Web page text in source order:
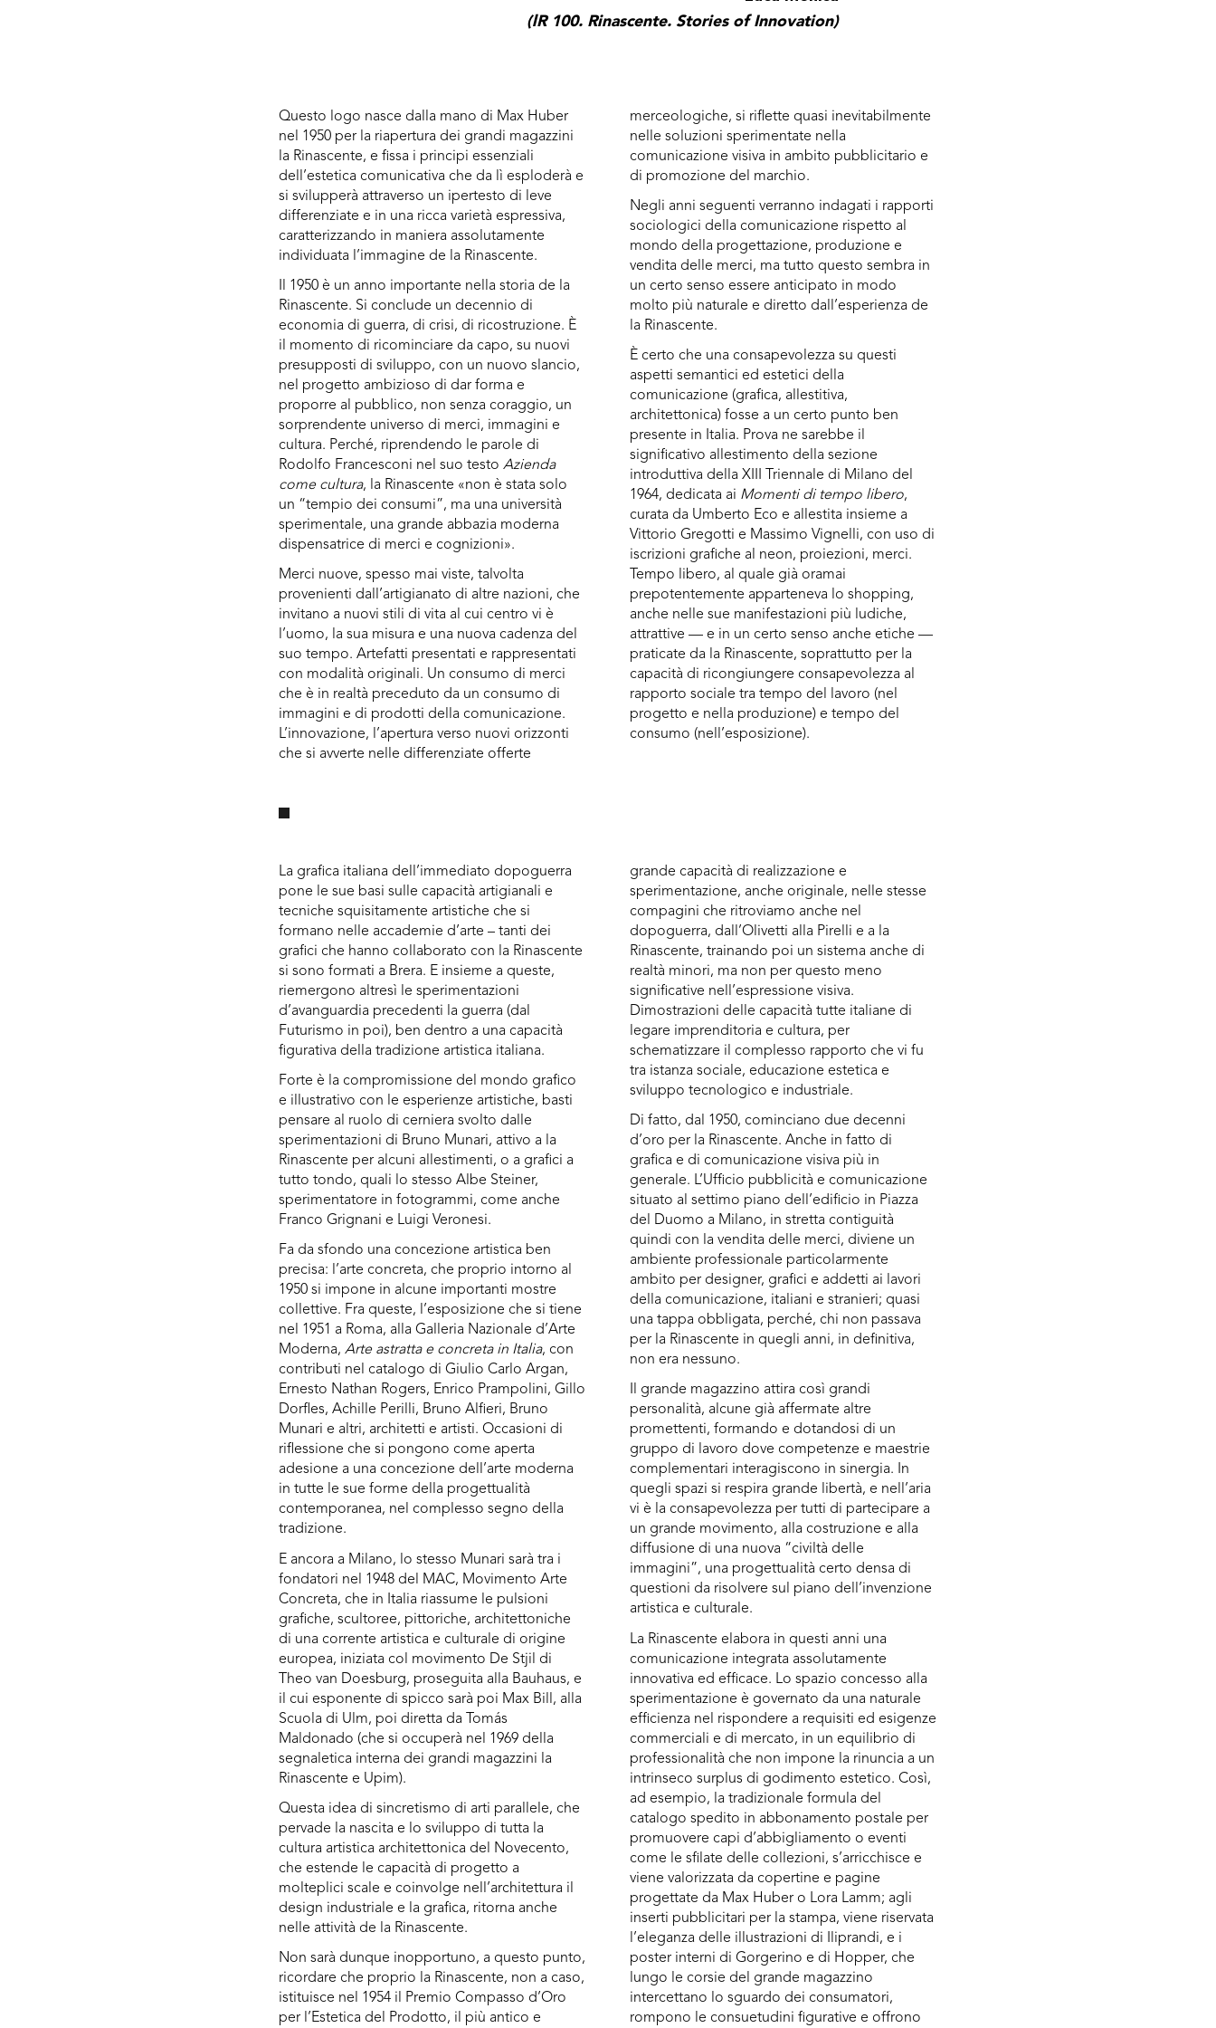
(lR 100. Rinascente. Stories of Innovation)
Questo logo nasce dalla mano di Max Huber
nel 1950 per la riapertura dei grandi magazzini
la Rinascente, e fissa i principi essenziali
dell’estetica comunicativa che da lì esploderà e
si svilupperà attraverso un ipertesto di leve
differenziate e in una ricca varietà espressiva,
caratterizzando in maniera assolutamente
individuata l’immagine de la Rinascente.
Il 1950 è un anno importante nella storia de la
Rinascente. Si conclude un decennio di
economia di guerra, di crisi, di ricostruzione. È
il momento di ricominciare da capo, su nuovi
presupposti di sviluppo, con un nuovo slancio,
nel progetto ambizioso di dar forma e
proporre al pubblico, non senza coraggio, un
sorprendente universo di merci, immagini e
cultura. Perché, riprendendo le parole di
Rodolfo Francesconi nel suo testoAzienda
come cultura, la Rinascente «non è stata solo
un “tempio dei consumi”, ma una università
sperimentale, una grande abbazia moderna
dispensatrice di merci e cognizioni».
Merci nuove, spesso mai viste, talvolta
provenienti dall’artigianato di altre nazioni, che
invitano a nuovi stili di vita al cui centro vi è
l’uomo, la sua misura e una nuova cadenza del
suo tempo. Artefatti presentati e rappresentati
con modalità originali. Un consumo di merci
che è in realtà preceduto da un consumo di
immagini e di prodotti della comunicazione.
L’innovazione, l’apertura verso nuovi orizzonti
che si avverte nelle differenziate offerte
merceologiche, si riflette quasi inevitabilmente
nelle soluzioni sperimentate nella
comunicazione visiva in ambito pubblicitario e
di promozione del marchio.
Negli anni seguenti verranno indagati i rapporti
sociologici della comunicazione rispetto al
mondo della progettazione, produzione e
vendita delle merci, ma tutto questo sembra in
un certo senso essere anticipato in modo
molto più naturale e diretto dall’esperienza de
la Rinascente.
È certo che una consapevolezza su questi
aspetti semantici ed estetici della
comunicazione (grafica, allestitiva,
architettonica) fosse a un certo punto ben
presente in Italia. Prova ne sarebbe il
significativo allestimento della sezione
introduttiva della XIII Triennale di Milano del
1964, dedicata ai Momenti di tempo libero,
curata da Umberto Eco e allestita insieme a
Vittorio Gregotti e Massimo Vignelli, con uso di
iscrizioni grafiche al neon, proiezioni, merci.
Tempo libero, al quale già oramai
prepotentemente apparteneva lo shopping,
anche nelle sue manifestazioni più ludiche,
attrattive — e in un certo senso anche etiche —
praticate da la Rinascente, soprattutto per la
capacità di ricongiungere consapevolezza al
rapporto sociale tra tempo del lavoro (nel
progetto e nella produzione) e tempo del
consumo (nell’esposizione).
La grafica italiana dell’immediato dopoguerra
pone le sue basi sulle capacità artigianali e
tecniche squisitamente artistiche che si
formano nelle accademie d’arte – tanti dei
grafici che hanno collaborato con la Rinascente
si sono formati a Brera. E insieme a queste,
riemergono altresì le sperimentazioni
d’avanguardia precedenti la guerra (dal
Futurismo in poi), ben dentro a una capacità
figurativa della tradizione artistica italiana.
Forte è la compromissione del mondo grafico
e illustrativo con le esperienze artistiche, basti
pensare al ruolo di cerniera svolto dalle
sperimentazioni di Bruno Munari, attivo a la
Rinascente per alcuni allestimenti, o a grafici a
tutto tondo, quali lo stesso Albe Steiner,
sperimentatore in fotogrammi, come anche
Franco Grignani e Luigi Veronesi.
Fa da sfondo una concezione artistica ben
precisa: l’arte concreta, che proprio intorno al
1950 si impone in alcune importanti mostre
collettive. Fra queste, l’esposizione che si tiene
nel 1951 a Roma, alla Galleria Nazionale d’Arte
Moderna,Arte astratta e concreta in Italia, con
contributi nel catalogo di Giulio Carlo Argan,
Ernesto Nathan Rogers, Enrico Prampolini, Gillo
Dorfles, Achille Perilli, Bruno Alfieri, Bruno
Munari e altri, architetti e artisti. Occasioni di
riflessione che si pongono come aperta
adesione a una concezione dell’arte moderna
in tutte le sue forme della progettualità
contemporanea, nel complesso segno della
tradizione.
E ancora a Milano, lo stesso Munari sarà tra i
fondatori nel 1948 del MAC, Movimento Arte
Concreta, che in Italia riassume le pulsioni
grafiche, scultoree, pittoriche, architettoniche
di una corrente artistica e culturale di origine
europea, iniziata col movimento De Stjil di
Theo van Doesburg, proseguita alla Bauhaus, e
il cui esponente di spicco sarà poi Max Bill, alla
Scuola di Ulm, poi diretta da Tomás
Maldonado (che si occuperà nel 1969 della
segnaletica interna dei grandi magazzini la
Rinascente e Upim).
Questa idea di sincretismo di arti parallele, che
pervade la nascita e lo sviluppo di tutta la
cultura artistica architettonica del Novecento,
che estende le capacità di progetto a
molteplici scale e coinvolge nell’architettura il
design industriale e la grafica, ritorna anche
nelle attività de la Rinascente.
Non sarà dunque inopportuno, a questo punto,
ricordare che proprio la Rinascente, non a caso,
istituisce nel 1954 il Premio Compasso d’Oro
per l’Estetica del Prodotto, il più antico e
grande capacità di realizzazione e
sperimentazione, anche originale, nelle stesse
compagini che ritroviamo anche nel
dopoguerra, dall’Olivetti alla Pirelli e a la
Rinascente, trainando poi un sistema anche di
realtà minori, ma non per questo meno
significative nell’espressione visiva.
Dimostrazioni delle capacità tutte italiane di
legare imprenditoria e cultura, per
schematizzare il complesso rapporto che vi fu
tra istanza sociale, educazione estetica e
sviluppo tecnologico e industriale.
Di fatto, dal 1950, cominciano due decenni
d’oro per la Rinascente. Anche in fatto di
grafica e di comunicazione visiva più in
generale. L’Ufficio pubblicità e comunicazione
situato al settimo piano dell’edificio in Piazza
del Duomo a Milano, in stretta contiguità
quindi con la vendita delle merci, diviene un
ambiente professionale particolarmente
ambito per designer, grafici e addetti ai lavori
della comunicazione, italiani e stranieri; quasi
una tappa obbligata, perché, chi non passava
per la Rinascente in quegli anni, in definitiva,
non era nessuno.
Il grande magazzino attira così grandi
personalità, alcune già affermate altre
promettenti, formando e dotandosi di un
gruppo di lavoro dove competenze e maestrie
complementari interagiscono in sinergia. In
quegli spazi si respira grande libertà, e nell’aria
vi è la consapevolezza per tutti di partecipare a
un grande movimento, alla costruzione e alla
diffusione di una nuova “civiltà delle
immagini”, una progettualità certo densa di
questioni da risolvere sul piano dell’invenzione
artistica e culturale.
La Rinascente elabora in questi anni una
comunicazione integrata assolutamente
innovativa ed efficace. Lo spazio concesso alla
sperimentazione è governato da una naturale
efficienza nel rispondere a requisiti ed esigenze
commerciali e di mercato, in un equilibrio di
professionalità che non impone la rinuncia a un
intrinseco surplus di godimento estetico. Così,
ad esempio, la tradizionale formula del
catalogo spedito in abbonamento postale per
promuovere capi d’abbigliamento o eventi
come le sfilate delle collezioni, s’arricchisce e
viene valorizzata da copertine e pagine
progettate da Max Huber o Lora Lamm; agli
inserti pubblicitari per la stampa, viene riservata
l’eleganza delle illustrazioni di Iliprandi, e i
poster interni di Gorgerino e di Hopper, che
lungo le corsie del grande magazzino
intercettano lo sguardo dei consumatori,
rompono le consuetudini figurative e offrono